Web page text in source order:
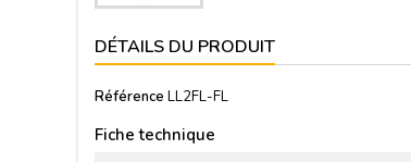
DÉTAILS DU PRODUIT
Référence LL2FL-FL
Fiche technique